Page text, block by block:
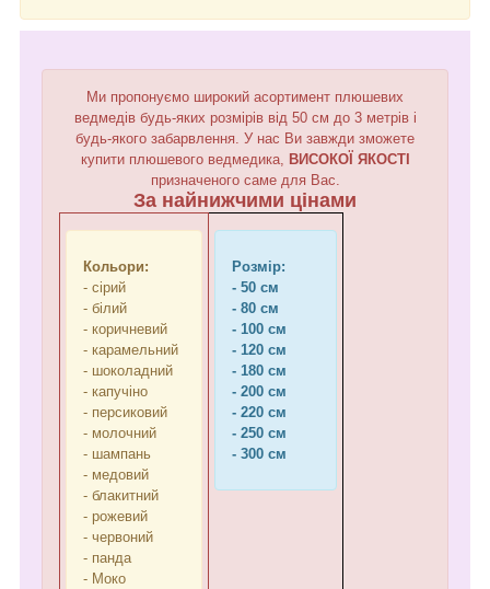
Ми пропонуємо широкий асортимент плюшевих
ведмедів будь-яких розмірів від 50 см до 3 метрів і
будь-якого забарвлення. У нас Ви завжди зможете
купити плюшевого ведмедика, ВИСОКОЇ ЯКОСТІ
призначеного саме для Вас.
За найнижчими цінами
Кольори:
- сірий
- білий
- коричневий
- карамельний
- шоколадний
- капучіно
- персиковий
- молочний
- шампань
- медовий
- блакитний
- рожевий
- червоний
- панда
- Моко
Розмір:
- 50 см
- 80 см
- 100 см
- 120 см
- 180 см
- 200 см
- 220 см
- 250 см
- 300 см